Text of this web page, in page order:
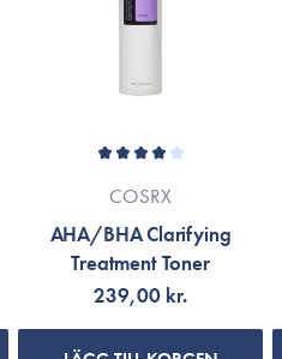
17. Okt 2023
uden at udtørre huden
COSRX
AHA/BHA Clarifying
Treatment Toner
239,00 kr.